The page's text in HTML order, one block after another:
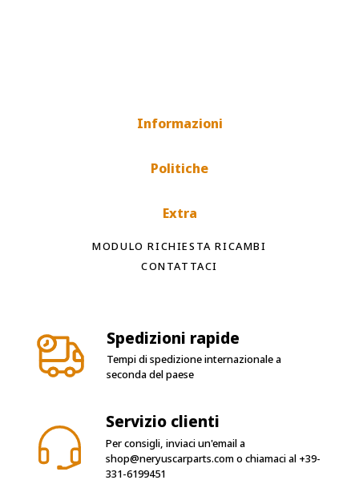
Informazioni
Politiche
Extra
MODULO RICHIESTA RICAMBI
CONTATTACI
Spedizioni rapide
Tempi di spedizione internazionale a
seconda del paese
Servizio clienti
Per consigli, inviaci un'email a
shop@neryuscarparts.como chiamaci al +39-
331-6199451